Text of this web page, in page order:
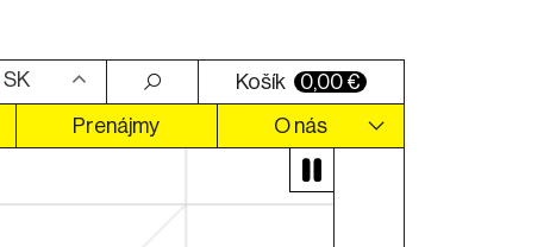
SK Košík 0,00 €
Prenájmy O nás